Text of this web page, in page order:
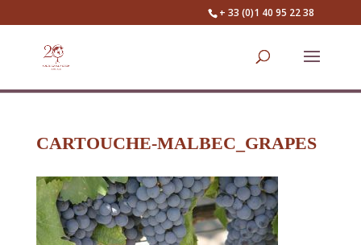
+ 33 (0)1 40 95 22 38
CARTOUCHE-MALBEC_GRAPES